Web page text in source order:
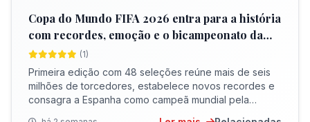
Copa do Mundo FIFA 2026 entra para a história
com recordes, emoção e o bicampeonato da
Espanha
(1)
Primeira edição com 48 seleções reúne mais de seis
milhões de torcedores, estabelece novos recordes e
consagra a Espanha como campeã mundial pela